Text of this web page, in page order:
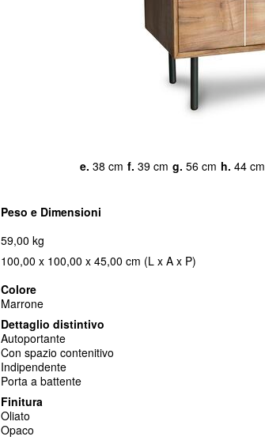
e. 38 cm f. 39 cm g. 56 cm h. 44 cm
Peso e Dimensioni
59,00 kg
100,00 x 100,00 x 45,00 cm (L x A x P)
Colore
Marrone
Dettaglio distintivo
Autoportante
Con spazio contenitivo
Indipendente
Porta a battente
Finitura
Oliato
Opaco